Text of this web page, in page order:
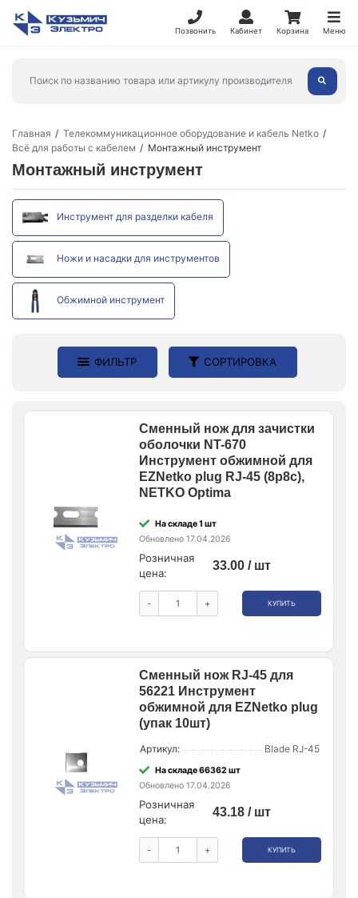
Позвонить Кабинет Корзина Меню
Главная
Телекоммуникационное оборудование и кабель Netko
Всё для работы с кабелем
Монтажный инструмент
Монтажный инструмент
Инструмент для разделки кабеля
Ножи и насадки для инструментов
Обжимной инструмент
ФИЛЬТР СОРТИРОВКА
Сменный нож для зачистки
оболочки NT-670
Инструмент обжимной для
EZNetko plug RJ-45 (8p8c),
NETKO Optima
На складе 1 шт
Обновлено 17.04.2026
Розничная
цена:
33.00 / шт
- + КУПИТЬ
Сменный нож RJ-45 для
56221 Инструмент
обжимной для EZNetko plug
(упак 10шт)
Артикул: Blade RJ-45
На складе 66362 шт
Обновлено 17.04.2026
Розничная
цена:
43.18 / шт
- + КУПИТЬ